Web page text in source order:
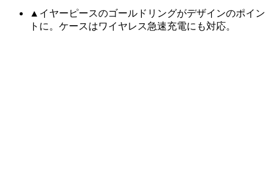
▲イヤーピースのゴールドリングがデザインのポイン
トに。ケースはワイヤレス急速充電にも対応。